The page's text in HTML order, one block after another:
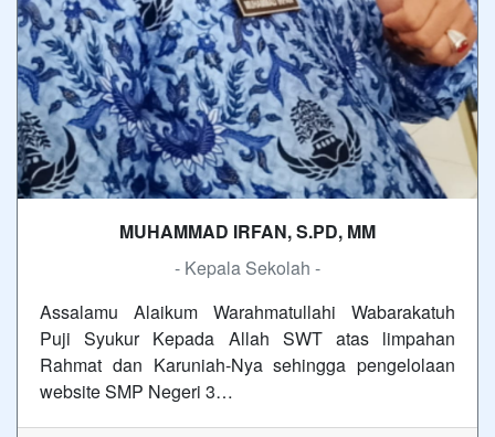
MUHAMMAD IRFAN, S.PD, MM
- Kepala Sekolah -
Assalamu Alaikum Warahmatullahi Wabarakatuh
Puji Syukur Kepada Allah SWT atas limpahan
Rahmat dan Karuniah-Nya sehingga pengelolaan
website SMP Negeri 3…